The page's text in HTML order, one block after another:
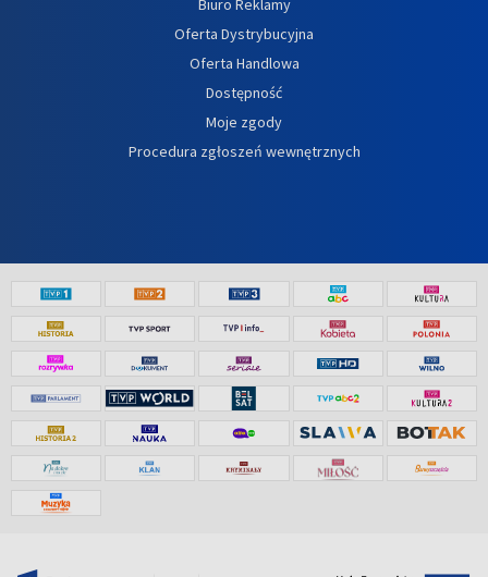
Biuro Reklamy
Oferta Dystrybucyjna
Oferta Handlowa
Dostępność
Moje zgody
Procedura zgłoszeń wewnętrznych